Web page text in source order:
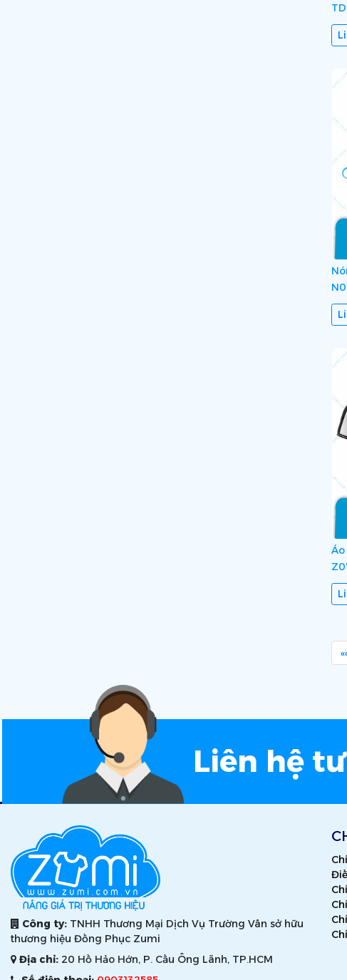
Áo
Liên hệ
Công ty: TNHH Thương Mại Dịch Vụ Trường Vân sở hữu
thương hiệu Đồng Phục Zumi
Địa chỉ: 20 Hồ Hảo Hớn, P. Cầu Ông Lãnh, TP.HCM